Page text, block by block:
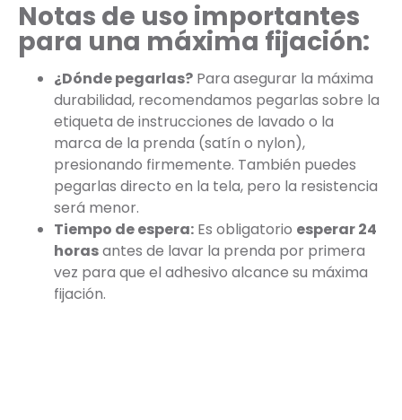
Notas de uso importantes
para una máxima fijación:
¿Dónde pegarlas? Para asegurar la máxima
durabilidad, recomendamos pegarlas sobre la
etiqueta de instrucciones de lavado o la
marca de la prenda (satín o nylon),
presionando firmemente. También puedes
pegarlas directo en la tela, pero la resistencia
será menor.
Tiempo de espera: Es obligatorio esperar 24
horasantes de lavar la prenda por primera
vez para que el adhesivo alcance su máxima
fijación.